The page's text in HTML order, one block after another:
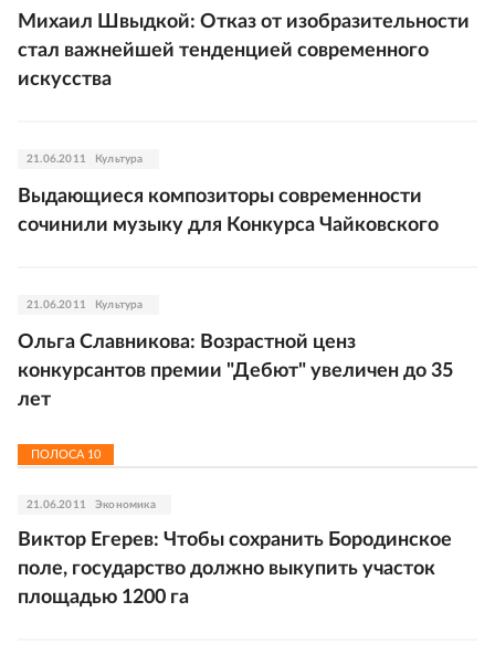
Михаил Швыдкой: Отказ от изобразительности
стал важнейшей тенденцией современного
искусства
21.06.2011 Культура
Выдающиеся композиторы современности
сочинили музыку для Конкурса Чайковского
21.06.2011 Культура
Ольга Славникова: Возрастной ценз
конкурсантов премии "Дебют" увеличен до 35
лет
ПОЛОСА 10
21.06.2011 Экономика
Виктор Егерев: Чтобы сохранить Бородинское
поле, государство должно выкупить участок
площадью 1200 га